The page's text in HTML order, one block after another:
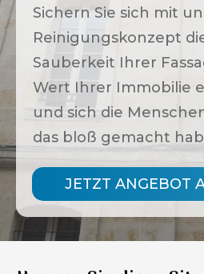
Sichern Sie sich mit
Reinigungskonzept
Sauberkeit Ihrer
Wert Ihrer Immobilie
und sich die
das bloß gemacht
JETZT ANGEBOT